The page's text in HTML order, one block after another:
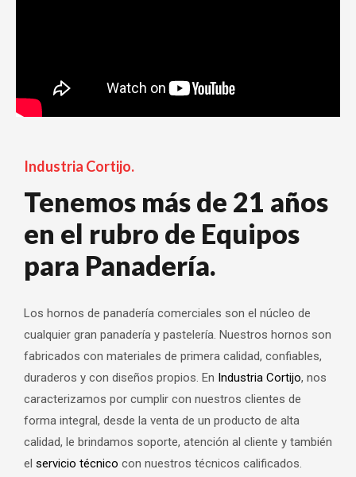
Industria Cortijo.
Tenemos más de 21 años
en el rubro de Equipos
para Panadería.
Los hornos de panadería comerciales son el núcleo de
cualquier gran panadería y pastelería. Nuestros hornos son
fabricados con materiales de primera calidad, confiables,
duraderos y con diseños propios. En Industria Cortijo, nos
caracterizamos por cumplir con nuestros clientes de
forma integral, desde la venta de un producto de alta
calidad, le brindamos soporte, atención al cliente y también
el servicio técnico con nuestros técnicos calificados.